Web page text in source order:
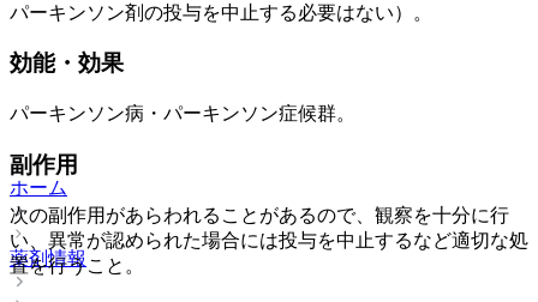
パーキンソン剤の投与を中止する必要はない）。
効能・効果
パーキンソン病・パーキンソン症候群。
副作用
次の副作用があらわれることがあるので、観察を十分に行
い、異常が認められた場合には投与を中止するなど適切な処
置を行うこと。
ホーム
薬剤情報